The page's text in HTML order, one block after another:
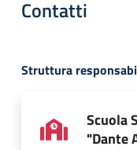
Contatti
Struttura
Scuola
"Dante